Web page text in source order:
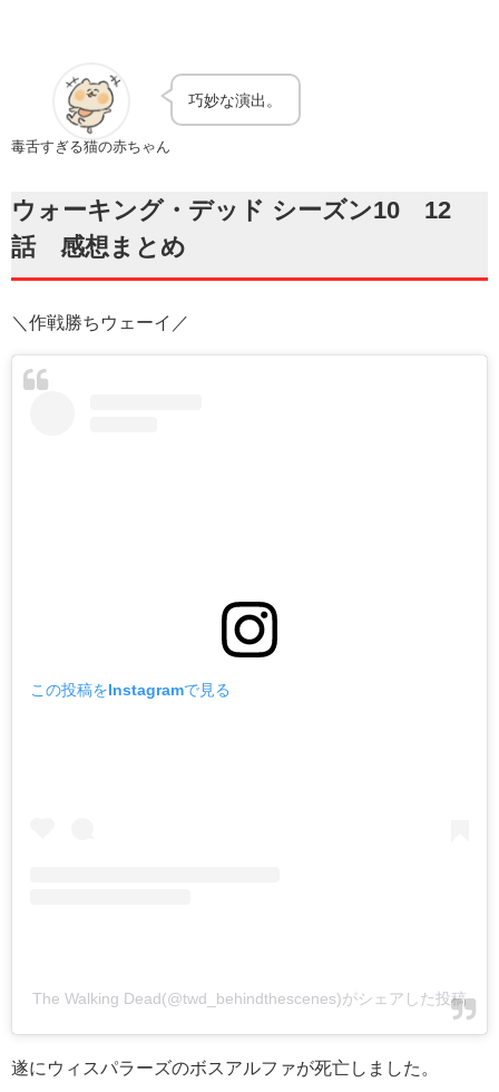
毒舌すぎる猫の赤ちゃん
巧妙な演出。
ウォーキング・デッド シーズン10 12
話 感想まとめ
＼作戦勝ちウェーイ／
この投稿をInstagramで見る
The Walking Dead(@twd_behindthescenes)がシェアした投稿
遂にウィスパラーズのボスアルファが死亡しました。